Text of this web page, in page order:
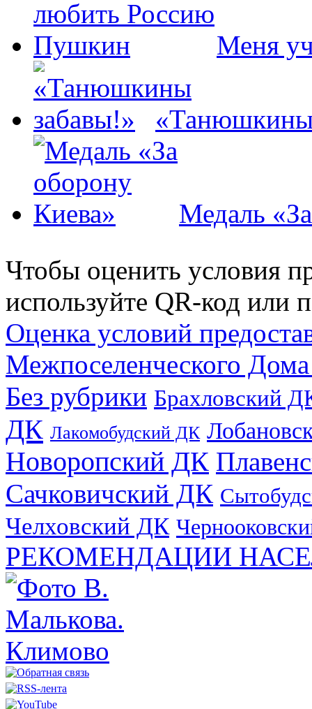
Меня
Медаль
Чтобы оценить условия
используйте QR-код или
Оценка условий
Межпоселенческого
Без рубрики Брахловский
ДК Лакомобудский ДК
Новоропский ДК
Сачковичский ДК
Челховский ДК
РЕКОМЕНДАЦИИ